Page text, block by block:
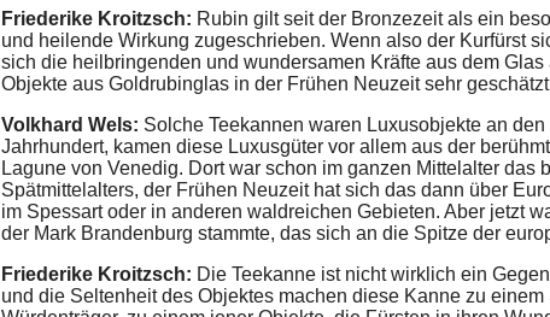
Friederike Kroitzsch: Rubin gilt seit der Bronzezeit als ein
und heilende Wirkung zugeschrieben. Wenn also der Kurfürst
sich die heilbringenden und wundersamen Kräfte aus dem
Objekte aus Goldrubinglas in der Frühen Neuzeit sehr
Volkhard Wels: Solche Teekannen waren Luxusobjekte an
Jahrhundert, kamen diese Luxusgüter vor allem aus der
Lagune von Venedig. Dort war schon im ganzen Mittelalter
Spätmittelalters, der Frühen Neuzeit hat sich das dann über
im Spessart oder in anderen waldreichen Gebieten. Aber jetzt
der Mark Brandenburg stammte, das sich an die Spitze der
Friederike Kroitzsch: Die Teekanne ist nicht wirklich ein
und die Seltenheit des Objektes machen diese Kanne zu